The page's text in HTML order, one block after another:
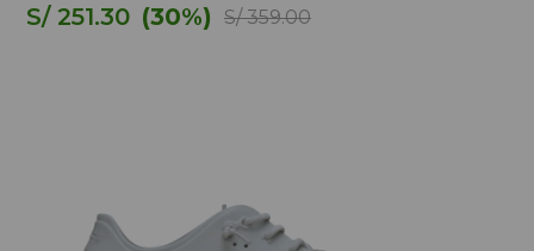
S/ 251.30 30 S/ 359.00